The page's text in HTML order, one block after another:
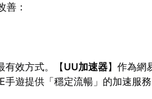
善：
有效方式。【UU加速器】作為網
手遊提供「穩定流暢」的加速服